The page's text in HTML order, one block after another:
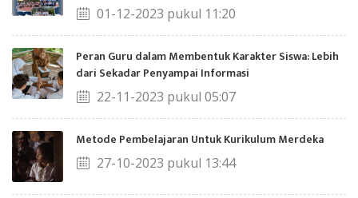
01-12-2023 pukul 11:20
Peran Guru dalam Membentuk Karakter Siswa: Lebih
dari Sekadar Penyampai Informasi
22-11-2023 pukul 05:07
Metode Pembelajaran Untuk Kurikulum Merdeka
27-10-2023 pukul 13:44